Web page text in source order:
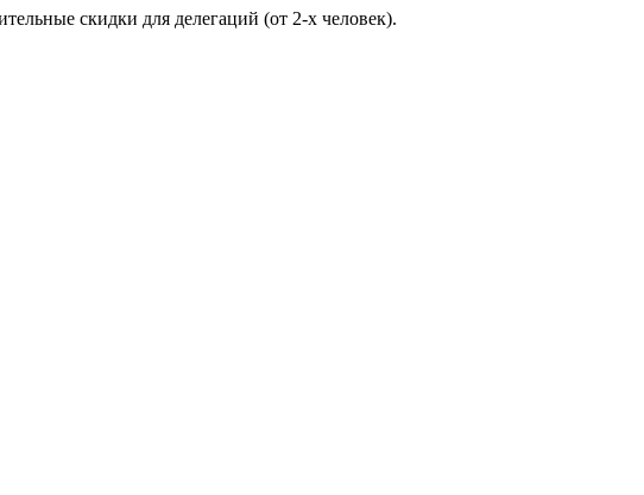
скидки для делегаций (от 2-х человек).